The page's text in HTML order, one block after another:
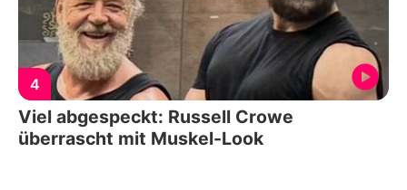
4
Viel abgespeckt: Russell Crowe
überrascht mit Muskel-Look